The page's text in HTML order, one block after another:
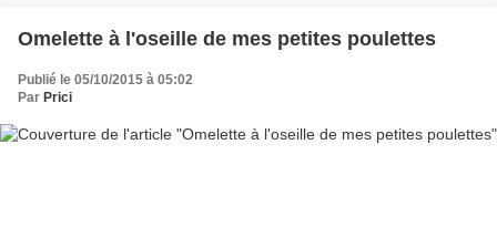
Omelette à l'oseille de mes petites poulettes
Publié le 05/10/2015 à 05:02
Par Prici